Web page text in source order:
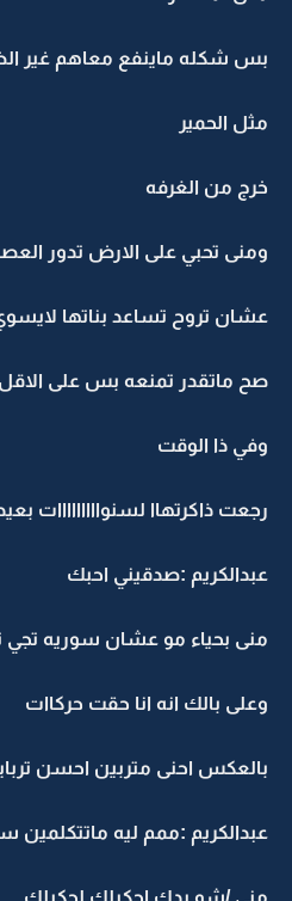
بس شكله ماينفع معاهم غير
مثل الحمير
خرج من الغرفه
ومنى تحبي على الارض تدور
عشان تروح تساعد بناتها
صح ماتقدر تمنعه بس على
وفي ذا الوقت
رجعت ذاكرتهاا لسنوااااااااات
عبدالكريم :صدقيني احبك
منى بحياء مو عشان سوريه تجي
وعلى بالك انه انا حقت حركاات
بالعكس احنى متربين احسن
عبدالكريم :ممم ليه ماتتكلمين
منى /شو بدك احكيلك لحكيلك